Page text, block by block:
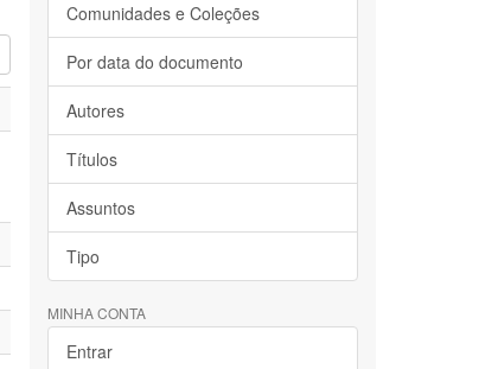
Comunidades e Coleções
Por data do documento
Autores
Títulos
Assuntos
Tipo
MINHA CONTA
Entrar